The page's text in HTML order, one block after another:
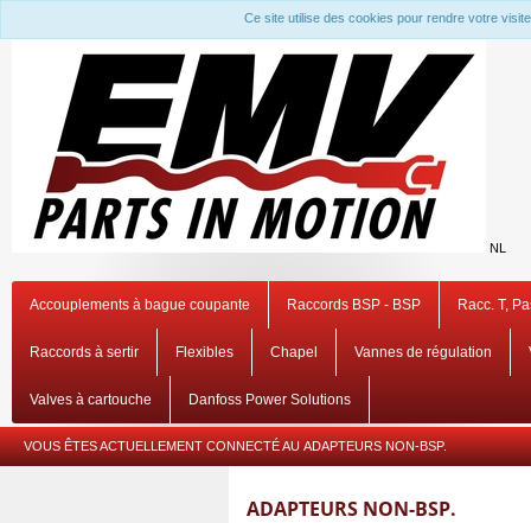
Ce site utilise des cookies pour rendre votre
NL
Accouplements à bague coupante Raccords BSP - BSP Racc. T,
Raccords à sertir Flexibles Chapel Vannes de régulation
Valves à cartouche Danfoss Power Solutions
VOUS ÊTES ACTUELLEMENT CONNECTÉ AU ADAPTEURS NON-BSP.
ADAPTEURS NON-BSP.